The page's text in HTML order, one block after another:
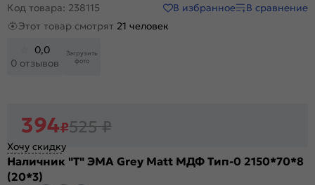
Код товара: 238115 В избранное
В сравнение
Этот товар смотрят 21 человек
0,0
0 отзывов
Загрузить
фото
394₽525₽
Хочу скидку
Наличник "Т" ЭМА Grey Matt МДФ Тип-0 2150*70*8
(20*3)